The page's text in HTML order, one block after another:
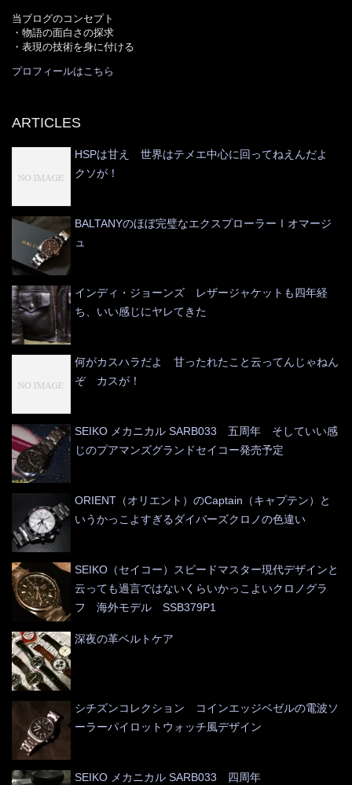
当ブログのコンセプト
・物語の面白さの探求
・表現の技術を身に付ける
プロフィールはこちら
ARTICLES
HSPは甘え 世界はテメエ中心に回ってねえんだよ
クソが！
BALTANYのほぼ完璧なエクスプローラーⅠオマージ
ュ
インディ・ジョーンズ レザージャケットも四年経
ち、いい感じにヤレてきた
何がカスハラだよ 甘ったれたこと云ってんじゃねん
ぞ カスが！
SEIKO メカニカル SARB033 五周年 そしていい感
じのプアマンズグランドセイコー発売予定
ORIENT（オリエント）のCaptain（キャプテン）と
いうかっこよすぎるダイバーズクロノの色違い
SEIKO（セイコー）スピードマスター現代デザインと
云っても過言ではないくらいかっこよいクロノグラ
フ 海外モデル SSB379P1
深夜の革ベルトケア
シチズンコレクション コインエッジベゼルの電波ソ
ーラーパイロットウォッチ風デザイン
SEIKO メカニカル SARB033 四周年